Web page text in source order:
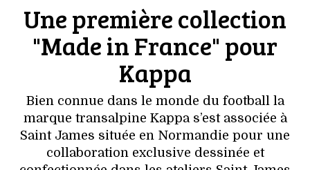
Une première collection
"Made in France" pour
Kappa
Bien connue dans le monde du football la
marque transalpine Kappa s’est associée à
Saint James située en Normandie pour une
collaboration exclusive dessinée et